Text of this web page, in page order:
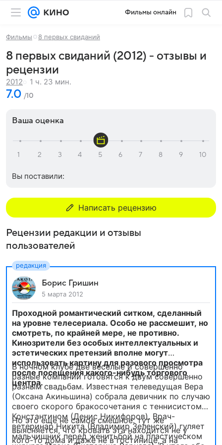
Фильмы онлайн
Фильмы 8 первых свиданий
8 первых свиданий (2012) - отзывы и
рецензии
2012 1 ч. 23 мин.
7.0 /10
Ваша оценка
Вы поставили:
Написать рецензию
Рецензии редакции и отзывы
пользователей
Борис Гришин
5 марта 2012
Проходной романтический ситком, сделанный
на уровне телесериала. Особо не рассмешит, но
смотреть, по крайней мере, не противно.
Кинозрители без особых интеллектуальных и
эстетических претензий вполне могут
использовать картину для разового просмотра
после посещения какого-нибудь торгового
центра.
В ночном клубе две веселые и совершенно
разные компании готовятся к двум совершенно
разным свадьбам. Известная телеведущая Вера
(Оксана Акиньшина) собрала девичник по случаю
своего скорого бракосочетания с теннисистом
Константином (Денис Никифоров). Врач-
ветеринар Никита (Владимир Зеленский) гуляет
мальчишник перед женитьбой на пластическом
Но это еще не самое смешное: тут же
выясняется, что кровать эта находится не у
кого-то дома и даже не в гостинице, а на